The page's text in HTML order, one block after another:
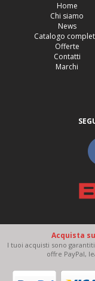
Home
Chi siamo
News
Catalogo
Offerte
Contatti
Marchi
Acquista
I tuoi acquisti sono
offre PayPal,